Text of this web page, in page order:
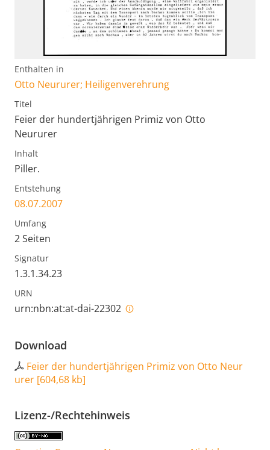
Enthalten in
Otto Neururer; Heiligenverehrung
Titel
Feier der hundertjährigen Primiz von Otto
Neururer
Inhalt
Piller.
Entstehung
08.07.2007
Umfang
2 Seiten
Signatur
1.3.1.34.23
URN
urn:nbn:at:at-dai-22302
Download
Feier der hundertjährigen Primiz von Otto Neur
urer [604,68 kb]
Lizenz-/Rechtehinweis